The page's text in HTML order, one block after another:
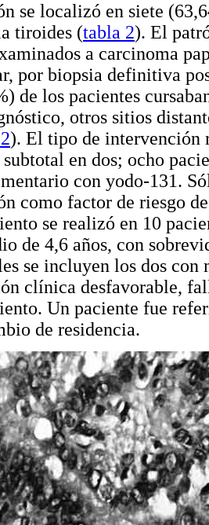
se localizó en siete
tiroides (tabla 2). El
a carcinoma
por biopsia definitiva
de los pacientes
otros sitios
). El tipo de intervención
subtotal en dos; ocho
con yodo-131.
como factor de riesgo
se realizó en 10
de 4,6 años, con
se incluyen los dos con
clínica desfavorable,
Un paciente fue
de residencia.